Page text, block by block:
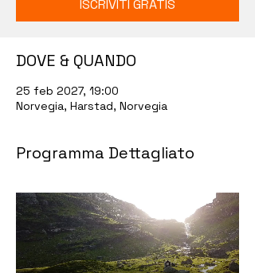
ISCRIVITI GRATIS
DOVE & QUANDO
25 feb 2027, 19:00
Norvegia, Harstad, Norvegia
Programma Dettagliato